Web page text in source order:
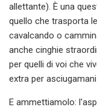
allettante). È una
quello che trasporta
cavalcando o
anche cinghie
per quelli di voi che
extra per
E ammettiamolo: